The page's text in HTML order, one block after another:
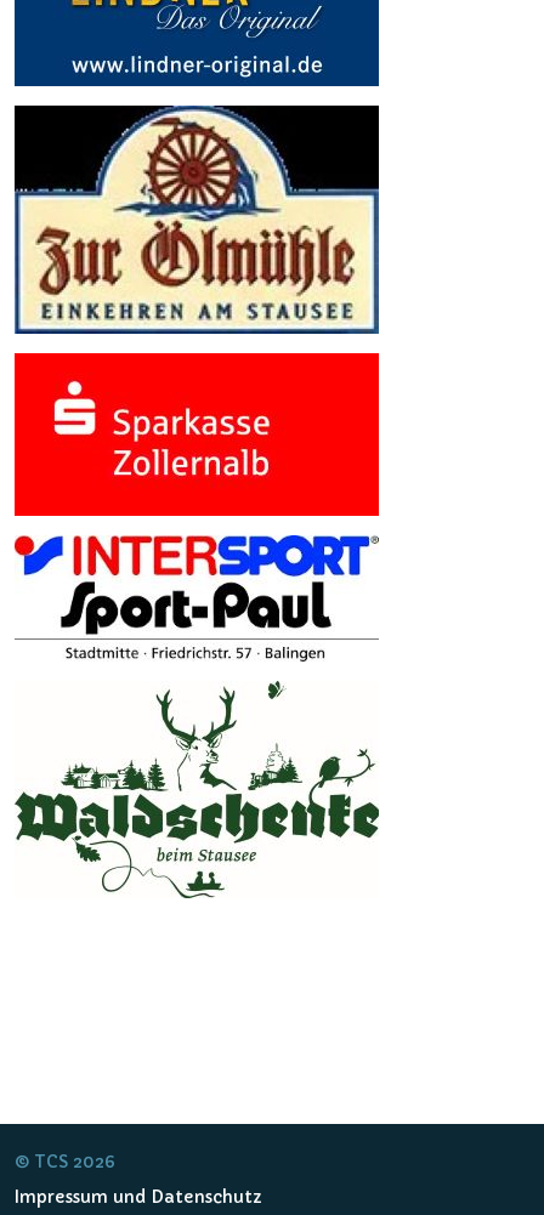
© TCS 2026
Impressum und Datenschutz